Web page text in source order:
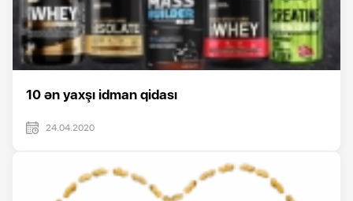
10 ən yaxşı idman qidası
24.04.2020